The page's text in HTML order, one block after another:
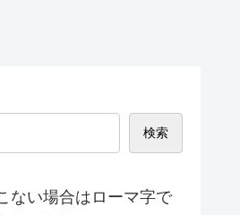
検索
ない場合はローマ字で